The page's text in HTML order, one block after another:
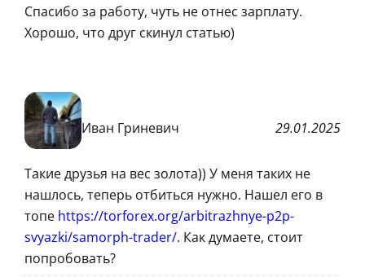
Спасибо за работу, чуть не отнес зарплату.
Хорошо, что друг скинул статью)
Иван Гриневич 29.01.2025
Такие друзья на вес золота)) У меня таких не
нашлось, теперь отбиться нужно. Нашел его в
топе https://torforex.org/arbitrazhnye-p2p-
svyazki/samorph-trader/. Как думаете, стоит
попробовать?